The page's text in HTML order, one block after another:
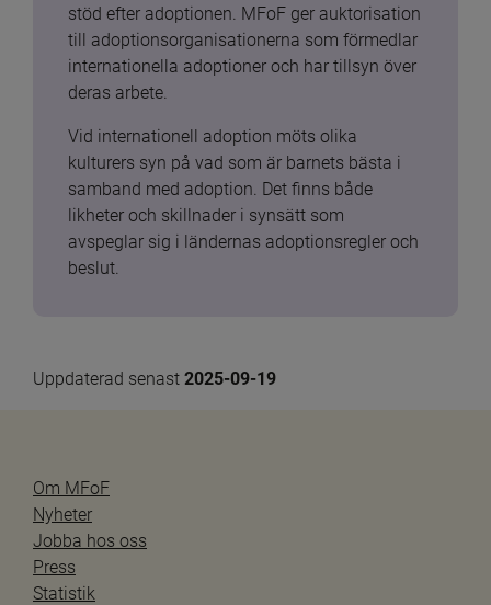
stöd efter adoptionen. MFoF ger auktorisation
till adoptionsorganisationerna som förmedlar
internationella adoptioner och har tillsyn över
deras arbete.
Vid internationell adoption möts olika
kulturers syn på vad som är barnets bästa i
samband med adoption. Det finns både
likheter och skillnader i synsätt som
avspeglar sig i ländernas adoptionsregler och
beslut.
Uppdaterad senast 2025-09-19
Om MFoF
Nyheter
Jobba hos oss
Press
Statistik